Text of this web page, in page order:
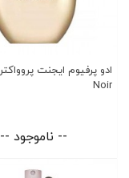
Noir
-- ناموجود --